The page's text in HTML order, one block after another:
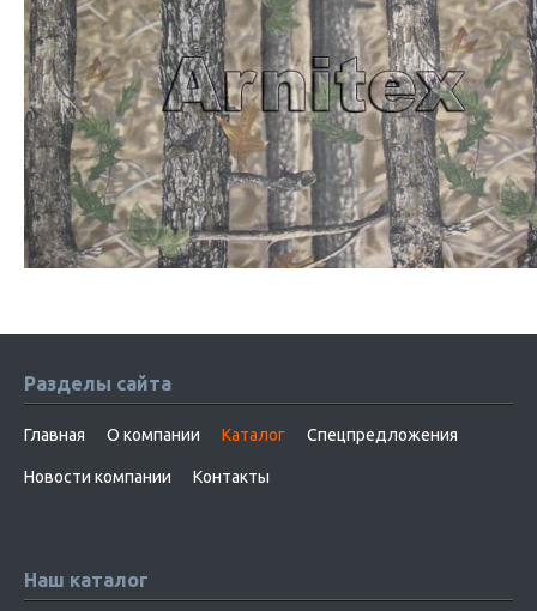
Разделы сайта
Главная О компании Каталог Спецпредложения
Новости компании Контакты
Наш каталог